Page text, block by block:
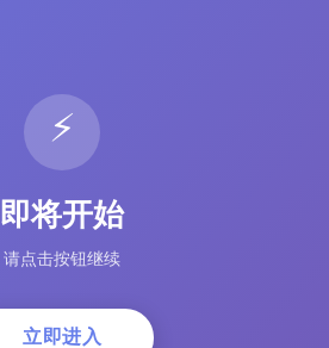
⚡
即将开始
请点击按钮继续
立即进入